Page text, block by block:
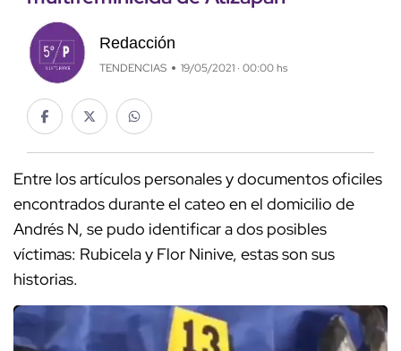
Redacción
TENDENCIAS 19/05/2021 · 00:00 hs
Entre los artículos personales y documentos oficiles
encontrados durante el cateo en el domicilio de
Andrés N, se pudo identificar a dos posibles
víctimas: Rubicela y Flor Ninive, estas son sus
historias.